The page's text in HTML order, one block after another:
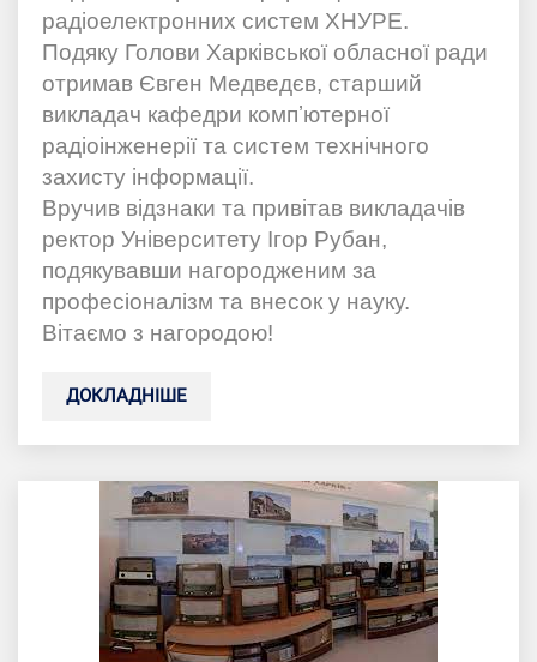
радіоелектронних систем ХНУРЕ.
Подяку Голови Харківської обласної ради
отримав Євген Медведєв, старший
викладач кафедри компʼютерної
радіоінженерії та систем технічного
захисту інформації.
Вручив відзнаки та привітав викладачів
ректор Університету Ігор Рубан,
подякувавши нагородженим за
професіоналізм та внесок у науку.
Вітаємо з нагородою!
ДОКЛАДНІШЕ